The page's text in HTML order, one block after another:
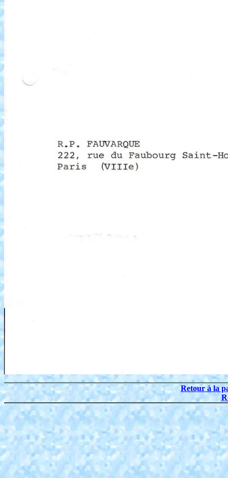
Retour à la